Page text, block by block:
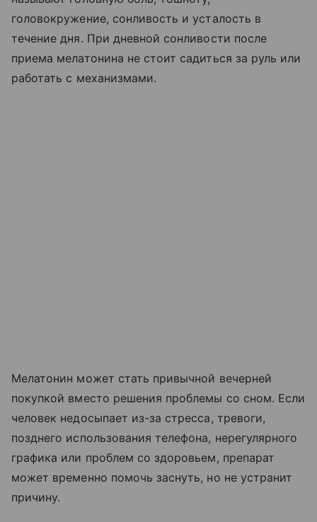
головокружение, сонливость и усталость в
течение дня. При дневной сонливости после
приема мелатонина не стоит садиться за руль или
работать с механизмами.
Мелатонин может стать привычной вечерней
покупкой вместо решения проблемы со сном. Если
человек недосыпает из-за стресса, тревоги,
позднего использования телефона, нерегулярного
графика или проблем со здоровьем, препарат
может временно помочь заснуть, но не устранит
причину.